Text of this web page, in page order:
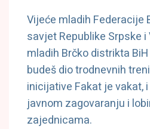
Vijeće mladih Federacije
savjet Republike Srpske
mladih Brčko distrikta
budeš dio trodnevnih
inicijative Fakat je vakat,
javnom zagovaranju i
zajednicama.